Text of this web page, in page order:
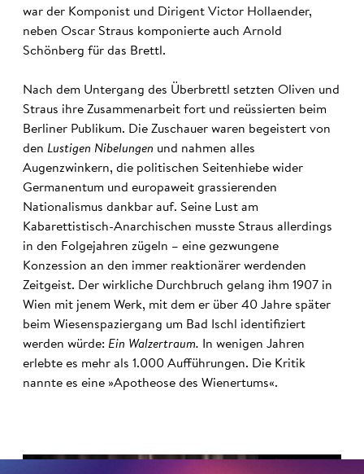
war der Komponist und Dirigent Victor Hollaender,
neben Oscar Straus komponierte auch Arnold
Schönberg für das Brettl.
Nach dem Untergang des Überbrettl setzten Oliven und
Straus ihre Zusammenarbeit fort und reüssierten beim
Berliner Publikum. Die Zuschauer waren begeistert von
den Lustigen Nibelungen und nahmen alles
Augenzwinkern, die politischen Seitenhiebe wider
Germanentum und europaweit grassierenden
Nationalismus dankbar auf. Seine Lust am
Kabarettistisch-Anarchischen musste Straus allerdings
in den Folgejahren zügeln – eine gezwungene
Konzession an den immer reaktionärer werdenden
Zeitgeist. Der wirkliche Durchbruch gelang ihm 1907 in
Wien mit jenem Werk, mit dem er über 40 Jahre später
beim Wiesenspaziergang um Bad Ischl identifiziert
werden würde: Ein Walzertraum.
In wenigen Jahren
erlebte es mehr als 1.000 Aufführungen. Die Kritik
nannte es eine »Apotheose des Wienertums«.